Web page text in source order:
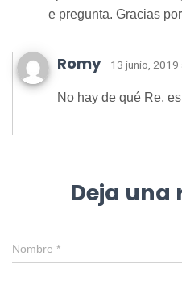
e pregunta. Gracias
Romy · 13 junio,
No hay de qué Re,
Deja una
Nombre *